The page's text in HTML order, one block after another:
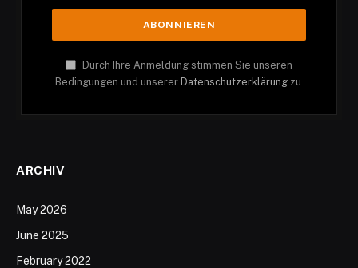
Durch Ihre Anmeldung stimmen Sie unseren
Bedingungen und unserer Datenschutzerklärungzu.
ARCHIV
May 2026
June 2025
February 2022